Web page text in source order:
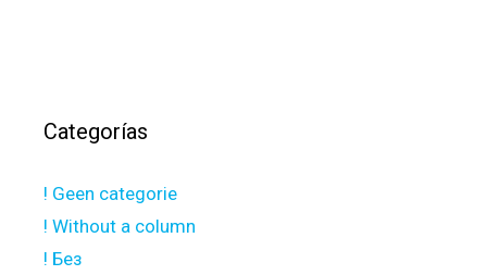
Categorías
! Geen categorie
! Without a column
! Без